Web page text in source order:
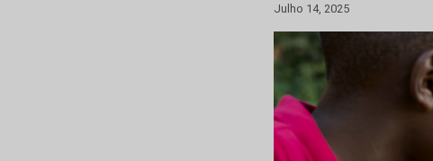
Julho 14, 2025